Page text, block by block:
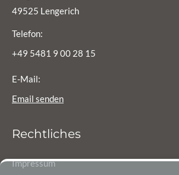
49525 Lengerich
Telefon:
+49 5481 9 00 28 15
E-Mail:
Email senden
Rechtliches
Impressum